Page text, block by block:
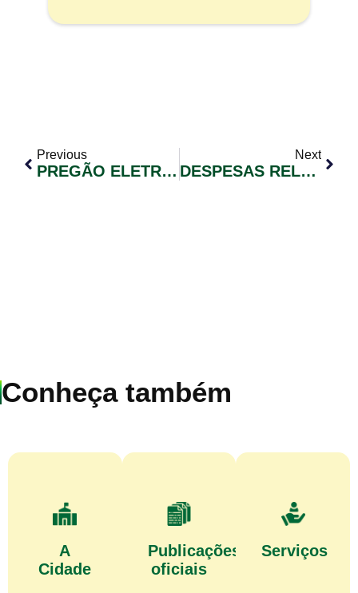
Previous
PREGÃO ELETRÔNICO N° 010/2020 – EXCLUSIVO ME/EPP
Next
DESPESAS RELACIONADAS AO COVID-19
Conheça também
A
Cidade
Publicações
oficiais
Serviços